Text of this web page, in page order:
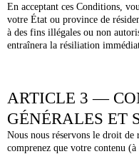
En acceptant ces Conditions,
votre État ou province de
à des fins illégales ou non
entraînera la résiliation
ARTICLE 3 —
GÉNÉRALES ET
Nous nous réservons le droit
comprenez que votre contenu